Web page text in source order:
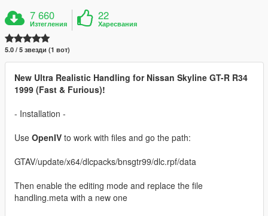
7 660
Изтегления
22
Харесвания
5.0 / 5 звезди (1 вот)
New Ultra Realistic Handling for Nissan Skyline GT-R R34
1999 (Fast & Furious)!
- Installation -
Use OpenIV to work with files and go the path:
GTAV/update/x64/dlcpacks/bnsgtr99/dlc.rpf/data
Then enable the editing mode and replace the file
handling.meta with a new one